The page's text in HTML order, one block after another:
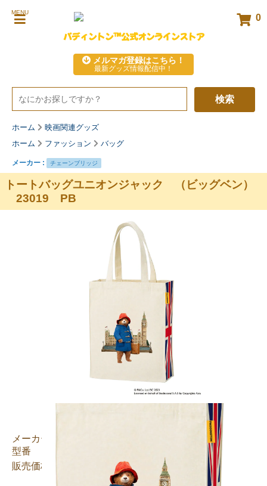
MENU 0
パディントン™公式オンラインストア
メルマガ登録はこちら！
最新グッズ情報配信中！
検索
ホーム
映画関連グッズ
ホーム
ファッション バッグ
メーカー : チェーンブリッジ
トートバッグユニオンジャック （ビッグベン）
23019 PB
メーカー
型番
販売価格
3,600円(税込3,960円)